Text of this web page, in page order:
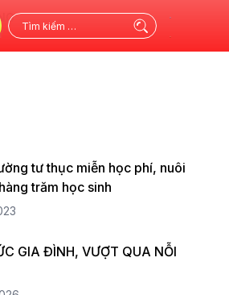
kiếm
tư thục miễn học phí, nuôi
trăm học sinh
GIA ĐÌNH, VƯỢT QUA NỖI